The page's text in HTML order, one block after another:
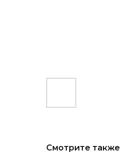
Смотрите также